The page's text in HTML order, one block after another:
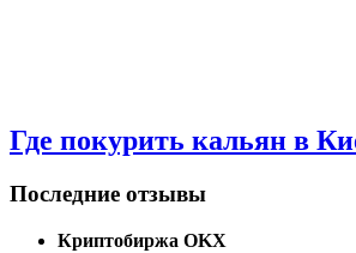
Где покурить кальян в
Последние отзывы
Криптобиржа OKX